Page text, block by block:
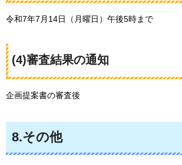
令和7年7月14日（月曜日）午後5時まで
(4)審査結果の通知
企画提案書の審査後
8.その他